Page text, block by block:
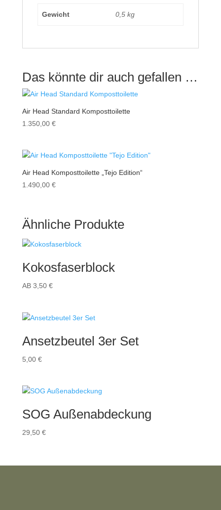
Gewicht 0,5 kg
Das könnte dir auch gefallen …
Air Head Standard Komposttoilette
1.350,00 €
Air Head Komposttoilette „Tejo Edition“
1.490,00 €
Ähnliche Produkte
Kokosfaserblock
AB 3,50 €
Ansetzbeutel 3er Set
5,00 €
SOG Außenabdeckung
29,50 €